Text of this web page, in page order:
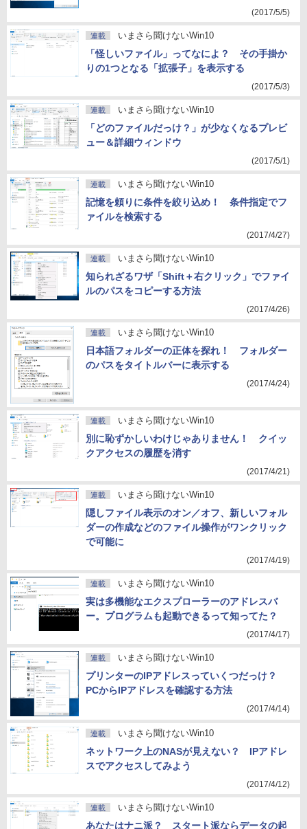
(2017/5/5)
連載 いまさら聞けないWin10
「怪しいファイル」ってなによ？ その手掛か
りの1つとなる「拡張子」を表示する
(2017/5/3)
連載 いまさら聞けないWin10
「どのファイルだっけ？」が少なくなるプレビ
ュー＆詳細ウィンドウ
(2017/5/1)
連載 いまさら聞けないWin10
記憶を頼りに条件を絞り込め！ 条件指定でフ
ァイルを検索する
(2017/4/27)
連載 いまさら聞けないWin10
知られざるワザ「Shift＋右クリック」でファイ
ルのパスをコピーする方法
(2017/4/26)
連載 いまさら聞けないWin10
日本語フォルダーの正体を探れ！ フォルダー
のパスをタイトルバーに表示する
(2017/4/24)
連載 いまさら聞けないWin10
別に恥ずかしいわけじゃありません！ クイッ
クアクセスの履歴を消す
(2017/4/21)
連載 いまさら聞けないWin10
隠しファイル表示のオン／オフ、新しいフォル
ダーの作成などのファイル操作がワンクリック
で可能に
(2017/4/19)
連載 いまさら聞けないWin10
実は多機能なエクスプローラーのアドレスバ
ー。プログラムも起動できるって知ってた？
(2017/4/17)
連載 いまさら聞けないWin10
プリンターのIPアドレスっていくつだっけ？
PCからIPアドレスを確認する方法
(2017/4/14)
連載 いまさら聞けないWin10
ネットワーク上のNASが見えない？ IPアドレ
スでアクセスしてみよう
(2017/4/12)
連載 いまさら聞けないWin10
あなたはナニ派？ スタート派ならデータの起